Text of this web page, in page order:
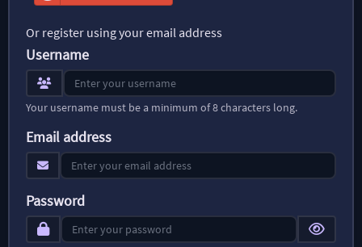
Or register using your email address
Username
Your username must be a minimum of 8 characters long.
Email address
Password